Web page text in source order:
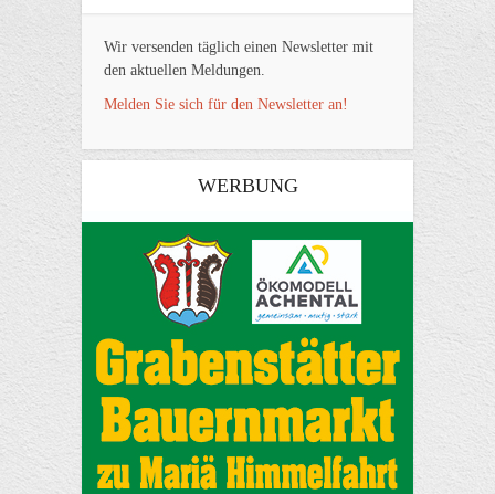
Wir versenden täglich einen Newsletter mit
den aktuellen Meldungen.
Melden Sie sich für den Newsletter an!
WERBUNG